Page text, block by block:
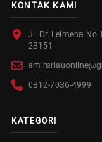
KONTAK KAMI
Jl. Dr. Leimena
28151
0812-7036-4999
KATEGORI